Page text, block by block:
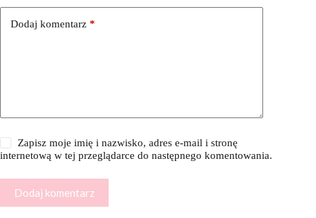
Dodaj komentarz *
Zapisz moje imię i nazwisko, adres e-mail i stronę
internetową w tej przeglądarce do następnego komentowania.
Dodaj komentarz